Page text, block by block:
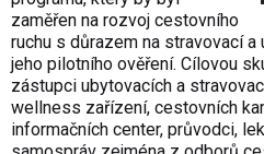
zaměřen na rozvoj cestovního
ruchu s důrazem na stravovací
jeho pilotního ověření. Cílovou
zástupci ubytovacích a
wellness zařízení, cestovních
informačních center, průvodci,